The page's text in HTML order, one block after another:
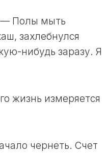
— Полы мыть
захлебнулся
нибудь заразу. Я
жизнь измеряется
чернеть. Счет